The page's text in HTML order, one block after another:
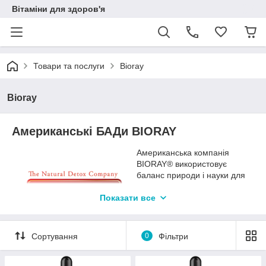
Вітаміни для здоров'я
Товари та послуги Bioray
Bioray
Американські БАДи BIORAY
Американська компанія
BIORAY® використовує
баланс природи і науки для
ефективних рідких трав'яних
здоров'я, життєві сили і
навколишнє середовище.
інтеграції клінічно протестованих інгредієнтів з
Показати все
Сортування 0 Фільтри